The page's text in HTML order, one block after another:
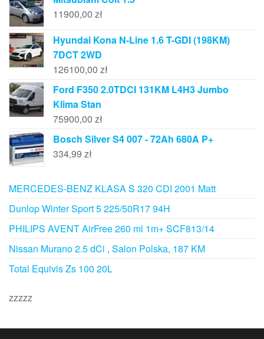
11900,00 zł
Hyundai Kona N-Line 1.6 T-GDI (198KM)
7DCT 2WD
126100,00 zł
Ford F350 2.0TDCI 131KM L4H3 Jumbo
Klima Stan
75900,00 zł
Bosch Silver S4 007 - 72Ah 680A P+
334,99 zł
MERCEDES-BENZ KLASA S 320 CDI 2001 Matt
Dunlop Winter Sport 5 225/50R17 94H
PHILIPS AVENT AirFree 260 ml 1m+ SCF813/14
Nissan Murano 2.5 dCi , Salon Polska, 187 KM
Total Equivis Zs 100 20L
zzzzz